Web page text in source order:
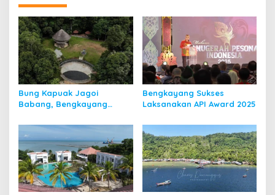
Bung Kapuak Jagoi
Babang, Bengkayang
Bengkayang Sukses
Laksanakan API Award 2025